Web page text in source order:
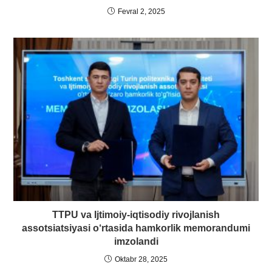
Fevral 2, 2025
TTPU va Ijtimoiy-iqtisodiy rivojlanish
assotsiatsiyasi o‘rtasida hamkorlik memorandumi
imzolandi
Oktabr 28, 2025